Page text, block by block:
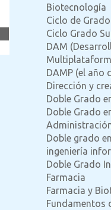
Biotecnología
Ciclo de
Ciclo Grado
DAM
DAMP (el año
Dirección y
Doble Grado
Doble Grado
Doble grado
ingeniería
Doble Grado
Farmacia
Farmacia y
Fundamentos